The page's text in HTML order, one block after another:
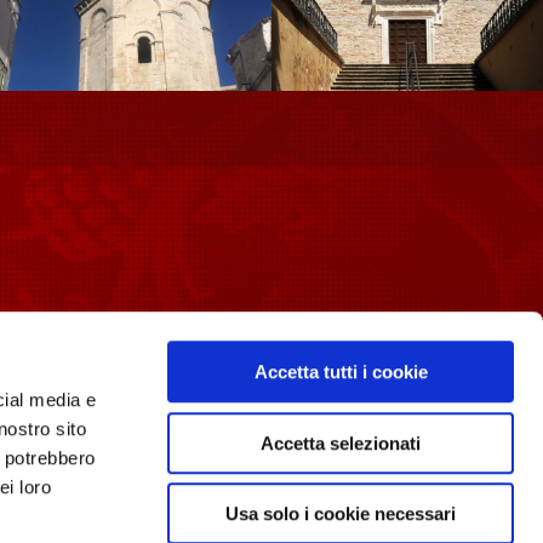
media e
sito
loro
Accetta tutti i cookie
Accetta selezionati
Usa solo i cookie necessari
Media Room
L’associazione